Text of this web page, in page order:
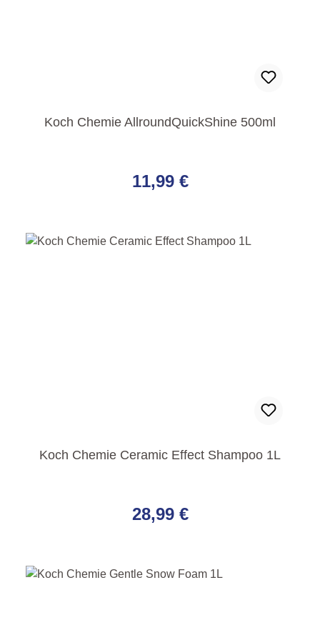
Koch Chemie AllroundQuickShine 500ml
11,99 €
Koch Chemie Ceramic Effect Shampoo 1L
28,99 €